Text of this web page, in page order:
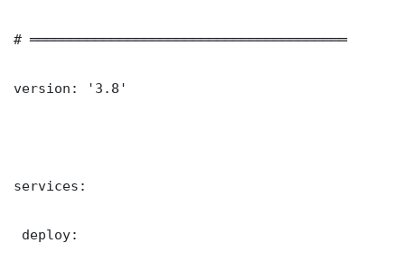
# ═══════════════════════════════════════
version: '3.8'
services:
deploy: